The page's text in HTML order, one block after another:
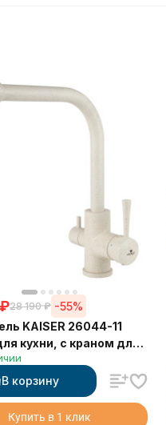
₽28 190 ₽ -55%
KAISER 26044-11
кухни, с краном для
воды, бежевый
В корзину
Купить в 1 клик